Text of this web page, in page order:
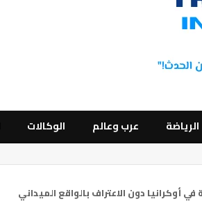
الرياضة عرب وعالم الوكالات
أوكرانيا دون الاعتراف بالواقع الميداني